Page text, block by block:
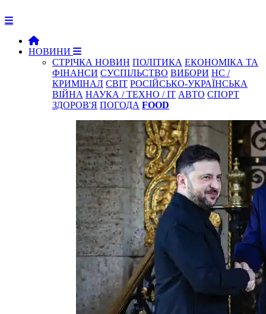
НОВИНИ
СТРІЧКА НОВИН ПОЛІТИКА ЕКОНОМІКА ТА
ФІНАНСИ СУСПІЛЬСТВО ВИБОРИ НС /
КРИМІНАЛ СВІТ РОСІЙСЬКО-УКРАЇНСЬКА
ВІЙНА НАУКА / ТЕХНО / IT АВТО СПОРТ
ЗДОРОВ'Я ПОГОДА FOOD